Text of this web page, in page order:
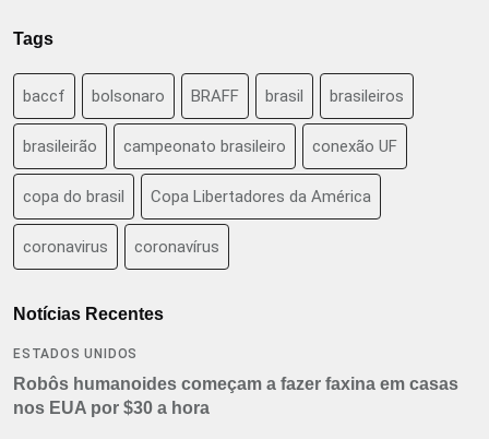
Tags
baccf bolsonaro BRAFF brasil brasileiros
brasileirão campeonato brasileiro conexão UF
copa do brasil Copa Libertadores da América
coronavirus coronavírus
Notícias Recentes
ESTADOS UNIDOS
Robôs humanoides começam a fazer faxina em casas
nos EUA por $30 a hora